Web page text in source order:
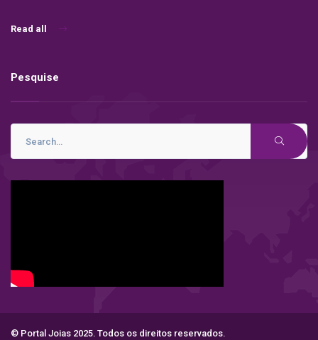
Read all
Pesquise
© Portal Joias 2025. Todos os direitos reservados.